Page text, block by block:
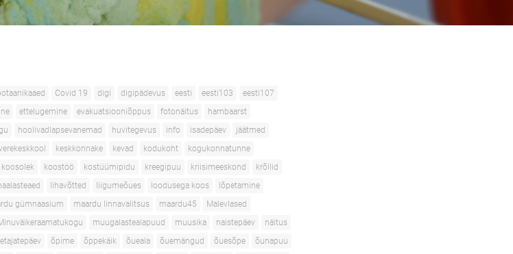
Covid 19 digi digipädevus eesti eesti103
eesti107
ettelugemine evakuatsiooniõppus fotonäitus
hambaarst
hoolivadlapsevanemad huvitegevus info isadepäev
jäätmed
keskkonnake kevad kodukoht
kogukonnatunne
koosolek koostöö kostüümipidu kreegipuu kriisimeeskond
krõllid
lihavõtted liigumeõues loodusega koos
lõpetamine
gümnaasium maardu linnavalitsus maardu45
Malevlased
muugalasteaiapuud muusika naistepäev
näitus
õpime õppekäik õueala õuemängud õuesõpe
õunapuu